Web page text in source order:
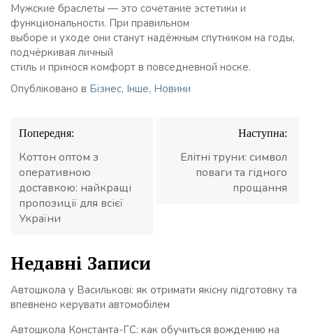
Мужские браслеты — это сочетание эстетики и
функциональности. При правильном
выборе и уходе они станут надёжным спутником на годы,
подчёркивая личный
стиль и принося комфорт в повседневной носке.
Опубліковано в Бізнес, Інше, Новини
Навігація
записів
Попередня:
Коттон оптом з
оперативною
доставкою: найкращі
пропозиції для всієї
України
Наступна:
Елітні труни: символ
поваги та гідного
прощання
Недавні Записи
Автошкола у Василькові: як отримати якісну підготовку та
впевнено керувати автомобілем
Автошкола Константа-ГС: как обучиться вождению на